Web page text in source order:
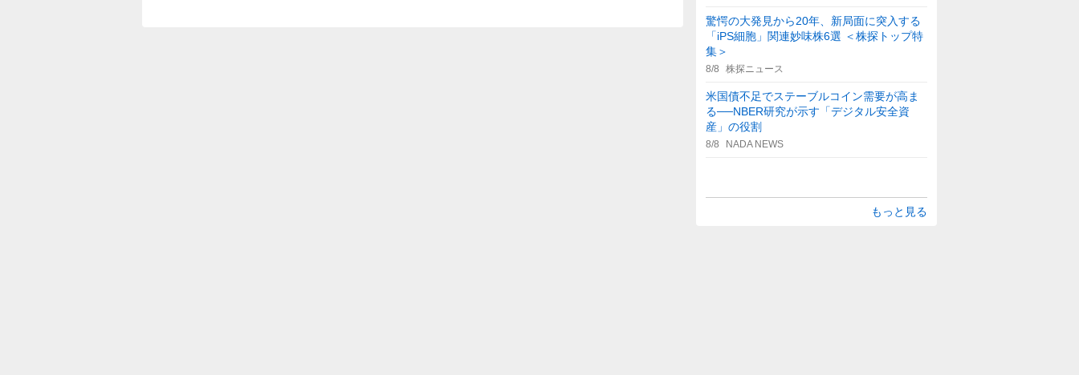
驚愕の大発見から20年、新局面に突入する
「iPS細胞」関連妙味株6選 ＜株探トップ特
集＞
8/8 株探ニュース
米国債不足でステーブルコイン需要が高ま
る──NBER研究が示す「デジタル安全資
産」の役割
8/8 NADA NEWS
もっと見る